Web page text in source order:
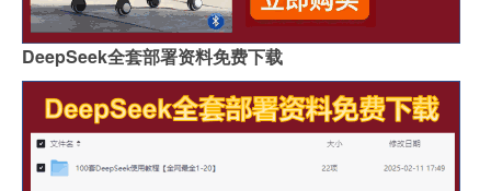
DeepSeek全套部署资料免费下载